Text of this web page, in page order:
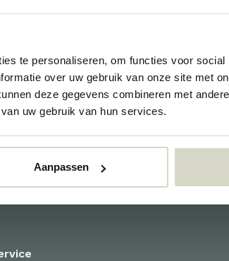
te personaliseren, om functies voor
over uw gebruik van onze site met
deze gegevens combineren met
uw gebruik van hun services.
Aanpassen
tilbehør tjeneste